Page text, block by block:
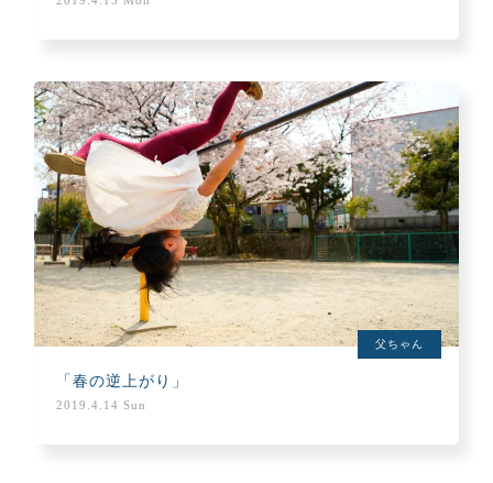
父ちゃん
「春の逆上がり」
2019.4.14 Sun